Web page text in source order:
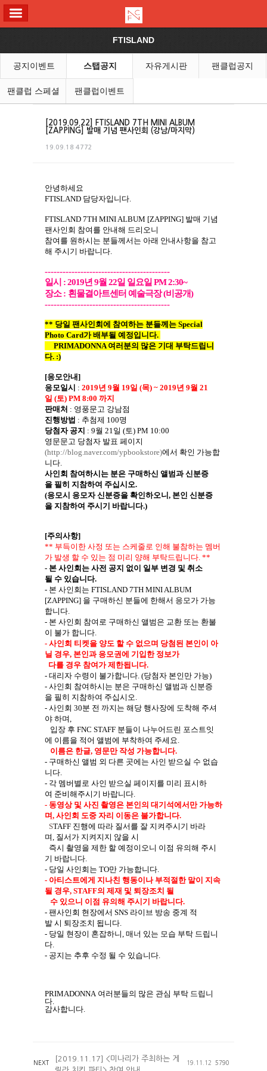
FTISLAND
공지이벤트 스탭공지 자유게시판 팬클럽공지
팬클럽 스페셜 팬클럽이벤트
[2019.09.22] FTISLAND 7TH MINI ALBUM
[ZAPPING] 발매 기념 팬사인회 (강남/마지막)
19.09.18 4772
안녕하세요
FTISLAND 담당자입니다.
FTISLAND 7TH MINI ALBUM [ZAPPING] 발매 기념
팬사인회 참여를 안내해 드리오니
참여를 원하시는 분들께서는 아래 안내사항을 참고
해 주시기 바랍니다.
------------------------------------------
일시 : 2019년 9월 22일 일요일 PM 2:30~
장소: 흰물결아트센터 예술극장(비공개)
------------------------------------------
** 당일 팬사인회에 참여하는 분들께는 Special
Photo Card가 배부될 예정입니다.
PRIMADONNA여러분의 많은 기대 부탁드립니
다. :)
[응모안내]
응모일시 : 2019년 9월 19일 (목) ~ 2019년 9월 21
일 (토) PM 8:00 까지
판매처 : 영풍문고 강남점
진행방법 : 추첨제 100명
당첨자 공지 : 9월 21일 (토) PM 10:00
영문문고 당첨자 발표 페이지
(http://blog.naver.com/ypbookstore)에서 확인 가능합
니다.
사인회 참여하시는 분은 구매하신 앨범과 신분증
을 필히 지참하여 주십시오.
(응모시 응모자 신분증을 확인하오니 , 본인 신분증
을 지참하여 주시기 바랍니다.)
[주의사항]
** 부득이한 사정 또는 스케줄로 인해 불참하는 멤버
가 발생 할 수 있는 점 미리 양해 부탁드립니다. **
- 본 사인회는 사전 공지 없이 일부 변경 및 취소
될 수 있습니다.
- 본 사인회는 FTISLAND 7TH MINI ALBUM
[ZAPPING] 을 구매하신 분들에 한해서 응모가 가능
합니다.
- 본 사인회 참여로 구매하신 앨범은 교환 또는 환불
이 불가 합니다.
- 사인회 티켓을 양도 할 수 없으며 당첨된 본인이 아
닐 경우, 본인과 응모권에 기입한 정보가
다를 경우 참여가 제한됩니다.
- 대리자 수령이 불가합니다. (당첨자 본인만 가능)
- 사인회 참여하시는 분은 구매하신 앨범과 신분증
을 필히 지참하여 주십시오.
- 사인회 30분 전 까지는 해당 행사장에 도착해 주셔
야 하며,
입장 후 FNC STAFF 분들이 나누어드린 포스트잇
에 이름을 적어 앨범에 부착하여 주세요.
이름은 한글, 영문만 작성 가능합니다.
- 구매하신 앨범 외 다른 곳에는 사인 받으실 수 없습
니다.
- 각 멤버별로 사인 받으실 페이지를 미리 표시하
여 준비해주시기 바랍니다.
- 동영상 및 사진 촬영은 본인의 대기석에서만 가능하
며 , 사인회 도중 자리 이동은 불가합니다.
STAFF 진행에 따라 질서를 잘 지켜주시기 바라
며, 질서가 지켜지지 않을 시
즉시 촬영을 제한 할 예정이오니 이점 유의해 주시
기 바랍니다.
- 당일 사인회는 TO만 가능합니다.
- 아티스트에게 지나친 행동이나 부적절한 말이 지속
될 경우, STAFF의 제재 및 퇴장조치 될
수 있으니 이점 유의해 주시기 바랍니다.
- 팬사인회 현장에서 SNS 라이브 방송 중계 적
발 시 퇴장조치 됩니다.
- 당일 현장이 혼잡하니, 매너 있는 모습 부탁 드립니
다.
- 공지는 추후 수정 될 수 있습니다.
PRIMADONNA 여러분들의 많은 관심 부탁 드립니
다.
감사합니다.
NEXT
[2019.11.17] <미나리가 주최하는 게
19.11.12 5790